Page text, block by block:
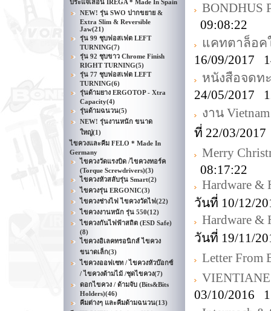
ประแจเลื่อน IREGA * Made In Spain
NEW! รุ่น SWO ปากขยาย &
Extra Slim & Reversible
Jaw(21)
รุ่น 99 ชุบฟอสเฟต LEFT
TURNING(7)
รุ่น 92 ชุบขาว Chrome Finish
RIGHT TURNING(5)
รุ่น 77 ชุบฟอสเฟต LEFT
TURNING(6)
รุ่นด้ามยาง ERGOTOP - Xtra
Capacity(4)
รุ่นด้ามฉนวน(5)
NEW! รุ่นงานหนัก ขนาด
ใหญ่(1)
ไขควงและคีม FELO * Made In
Germany
ไขควงวัดแรงบิด /ไขควงทอร์ค
(Torque Screwdrivers)(3)
ไขควงหัวสลับรุ่น Smart(2)
ไขควงรุ่น ERGONIC(3)
ไขควงช่างไฟ ไขควงวัดไฟ(22)
ไขควงงานหนัก รุ่น 550(12)
ไขควงกันไฟฟ้าสถิต (ESD Safe)
(8)
ไขควงอิเลคทรอนิกส์ ไขควง
ขนาดเล็ก(3)
ไขควงออฟเซท / ไขควงหัวบ๊อกซ์
/ ไขควงด้ามไม้ /ชุดไขควง(7)
ดอกไขควง / ด้ามจับ (Bits&Bits
Holders)(46)
คีมต่างๆ และคีมด้ามฉนวน(13)
BONDHUS
09:08:22
แคทตาล็อค
16/09/2017
หนังสือจดท
24/05/2017
งาน
ที่ 22/03/
Merry
08:17:22
Hardware &
วันที่ 10/12/
Hardware &
วันที่ 19/11/
Letter From
03/10/2016